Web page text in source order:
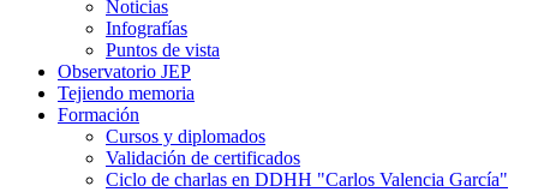
Noticias
Infografías
Puntos de vista
Observatorio JEP
Tejiendo memoria
Formación
Cursos y diplomados
Validación de certificados
Ciclo de charlas en DDHH "Carlos Valencia García"